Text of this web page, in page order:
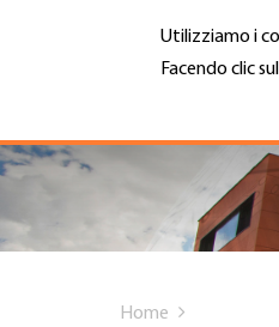
Utilizziamo i
Facendo clic
CHI SIAMO
SERVIZI
MENU
Home